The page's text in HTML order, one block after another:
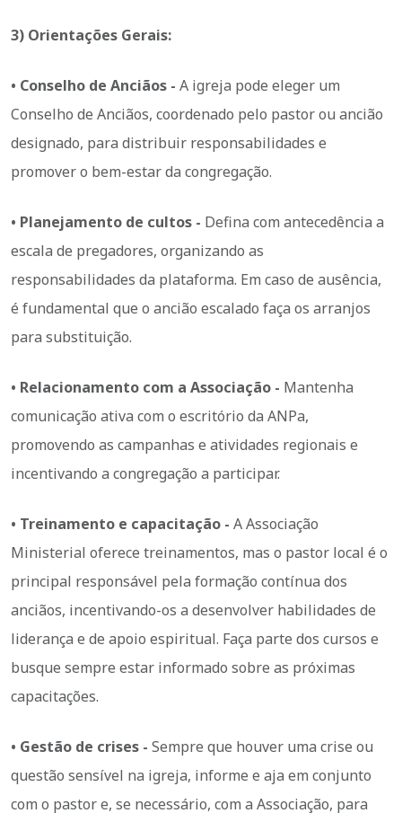
3) Orientações Gerais:
• Conselho de Anciãos - A igreja pode eleger um
Conselho de Anciãos, coordenado pelo pastor ou ancião
designado, para distribuir responsabilidades e
promover o bem-estar da congregação.
• Planejamento de cultos - Defina com antecedência a
escala de pregadores, organizando as
responsabilidades da plataforma. Em caso de ausência,
é fundamental que o ancião escalado faça os arranjos
para substituição.
• Relacionamento com a Associação - Mantenha
comunicação ativa com o escritório da ANPa,
promovendo as campanhas e atividades regionais e
incentivando a congregação a participar.
• Treinamento e capacitação - A Associação
Ministerial oferece treinamentos, mas o pastor local é o
principal responsável pela formação contínua dos
anciãos, incentivando-os a desenvolver habilidades de
liderança e de apoio espiritual. Faça parte dos cursos e
busque sempre estar informado sobre as próximas
capacitações.
• Gestão de crises - Sempre que houver uma crise ou
questão sensível na igreja, informe e aja em conjunto
com o pastor e, se necessário, com a Associação, para